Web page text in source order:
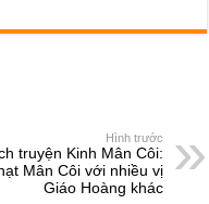
er ail ar
Hình trước
truyện Kinh Mân Côi:
Mân Côi với nhiều vị
Giáo Hoàng khác